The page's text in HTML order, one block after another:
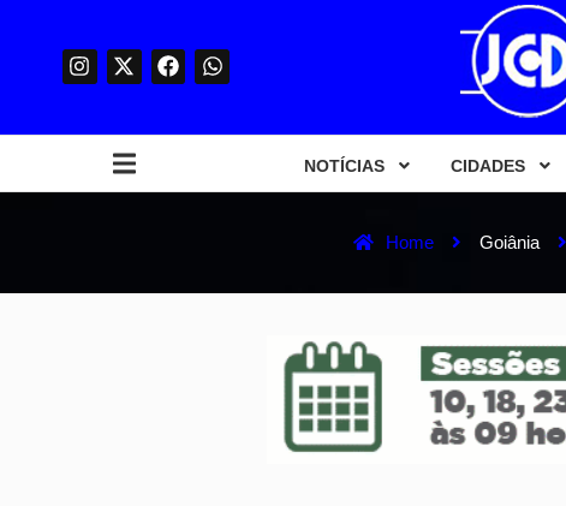
NOTÍCIAS CIDADES
Home Goiânia